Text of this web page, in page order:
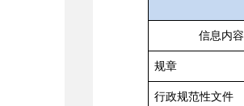
信息内容
规章
行政规范性文件